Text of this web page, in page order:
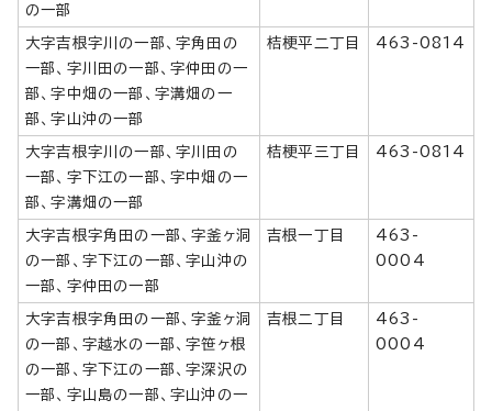
の一部
大字吉根字川の一部、字角田の
一部、字川田の一部、字仲田の一
部、字中畑の一部、字溝畑の一
部、字山沖の一部
桔梗平二丁目 463-0814
大字吉根字川の一部、字川田の
一部、字下江の一部、字中畑の一
部、字溝畑の一部
桔梗平三丁目 463-0814
大字吉根字角田の一部、字釜ヶ洞
の一部、字下江の一部、字山沖の
一部、字仲田の一部
吉根一丁目
463-
0004
大字吉根字角田の一部、字釜ヶ洞
の一部、字越水の一部、字笹ヶ根
の一部、字下江の一部、字深沢の
一部、字山島の一部、字山沖の一
吉根二丁目
463-
0004